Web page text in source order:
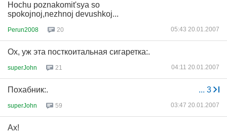
Hochu poznakomit'sya so
spokojnoj,nezhnoj devushkoj...
Perun2008 20 05:43 20.01.2007
Ох, уж эта посткоитальная сигаретка:.
superJohn 21 04:11 20.01.2007
... 3
Похабник:.
superJohn 59 03:47 20.01.2007
Ах!